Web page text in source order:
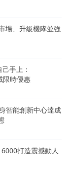
場、升級機隊並強
手上：
限時優惠
智能創新中心達成
打造震撼動人